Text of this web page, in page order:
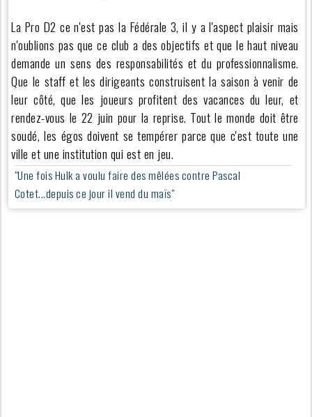
La Pro D2 ce n'est pas la Fédérale 3, il y a l'aspect plaisir mais
n'oublions pas que ce club a des objectifs et que le haut niveau
demande un sens des responsabilités et du professionnalisme.
Que le staff et les dirigeants construisent la saison à venir de
leur côté, que les joueurs profitent des vacances du leur, et
rendez-vous le 22 juin pour la reprise. Tout le monde doit être
soudé, les égos doivent se tempérer parce que c'est toute une
ville et une institution qui est en jeu.
"Une fois Hulk a voulu faire des mêlées contre Pascal
Cotet...depuis ce jour il vend du maïs"